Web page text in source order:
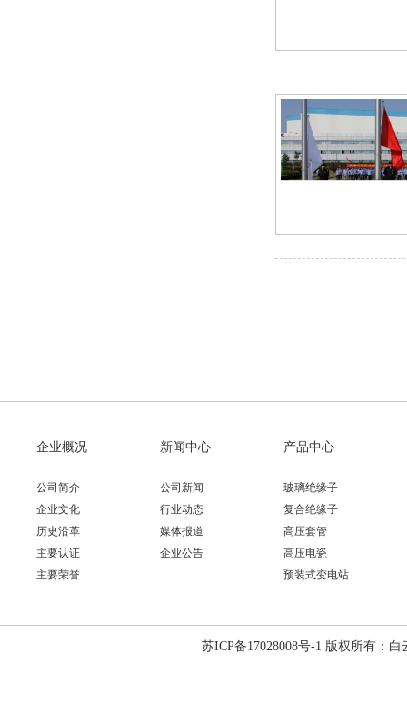
企业概况
公司简介
企业文化
历史沿革
主要认证
主要荣誉
新闻中心
公司新闻
行业动态
媒体报道
企业公告
产品中心
玻璃绝缘子
复合绝缘子
高压套管
高压电瓷
预装式变电站
苏ICP备17028008号-1 版权所有：